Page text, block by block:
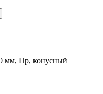
мм, Пр, конусный